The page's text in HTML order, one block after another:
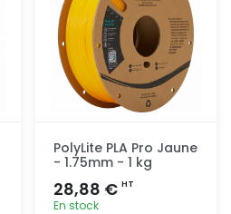
PolyLite PLA Pro Jaune
- 1.75mm - 1 kg
28,88 € HT
En stock